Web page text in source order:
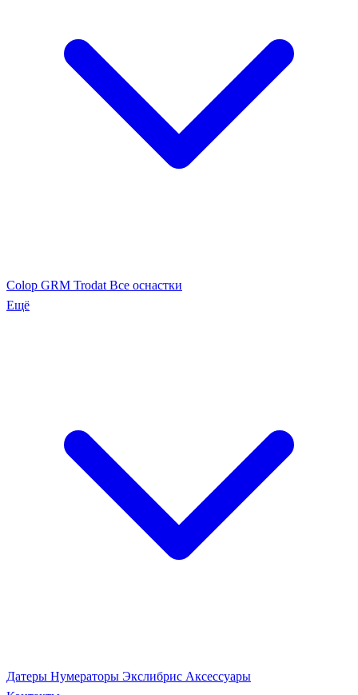
Colop GRM Trodat Все оснастки
Ещё
Датеры Нумераторы Экслибрис Аксессуары